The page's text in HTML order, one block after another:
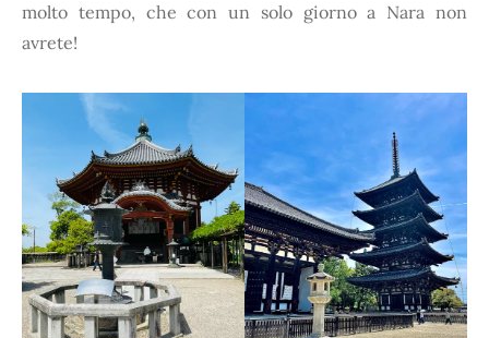
molto tempo, che con un solo giorno a Nara non
avrete!